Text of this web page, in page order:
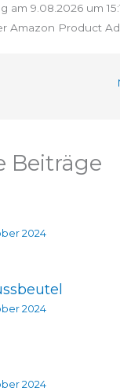
am 9.08.2026 um
Amazon Product
Beiträge
2024
2024
2024